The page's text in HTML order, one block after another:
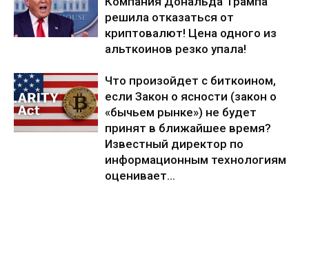
решила отказаться от
криптовалют! Цена одного из
альткоинов резко упала!
Что произойдет с биткоином,
если Закон о ясности (закон о
«бычьем рынке») не будет
принят в ближайшее время?
Известный директор по
информационным технологиям
оценивает...